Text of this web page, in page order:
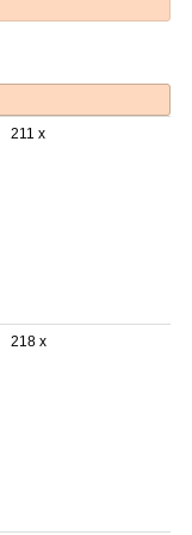
211 x
218 x